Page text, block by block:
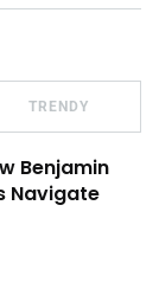
TRENDY
Benjamin
Navigate